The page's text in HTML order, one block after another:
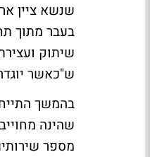
שנשא ציין
בעבר מתוך
שיתוק
ש"כאשר
בהמשך
שהינה
מספר